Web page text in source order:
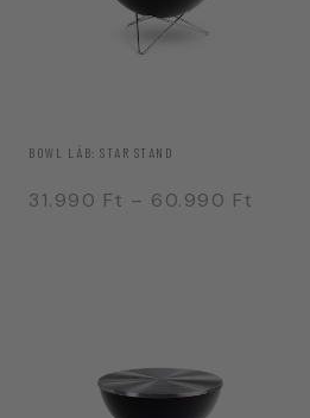
BOWL LÁB: STAR STAND
31.990 Ft – 60.990 Ft